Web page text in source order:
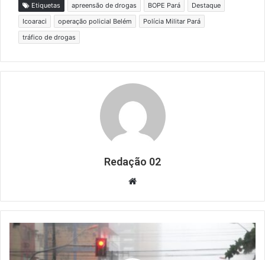
Etiquetas apreensão de drogas BOPE Pará
Destaque
Icoaraci
operação policial Belém
Polícia Militar Pará
tráfico de drogas
Redação 02
Website